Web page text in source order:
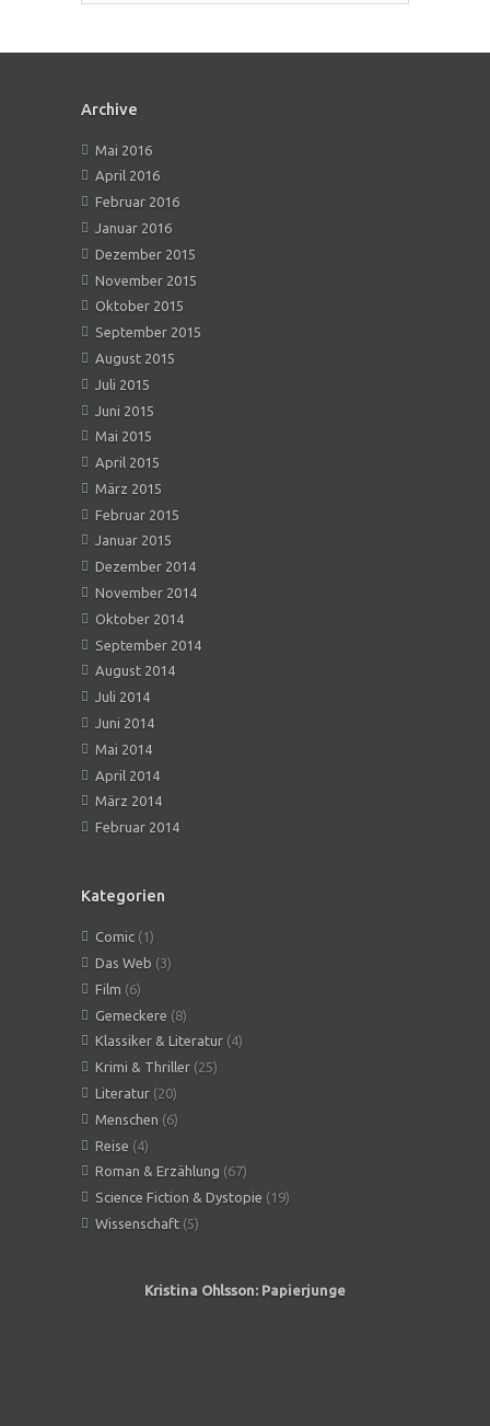
Archive
Mai 2016
April 2016
Februar 2016
Januar 2016
Dezember 2015
November 2015
Oktober 2015
September 2015
August 2015
Juli 2015
Juni 2015
Mai 2015
April 2015
März 2015
Februar 2015
Januar 2015
Dezember 2014
November 2014
Oktober 2014
September 2014
August 2014
Juli 2014
Juni 2014
Mai 2014
April 2014
März 2014
Februar 2014
Kategorien
Comic (1)
Das Web (3)
Film (6)
Gemeckere (8)
Klassiker & Literatur (4)
Krimi & Thriller (25)
Literatur (20)
Menschen (6)
Reise (4)
Roman & Erzählung (67)
Science Fiction & Dystopie (19)
Wissenschaft (5)
Kristina Ohlsson: Papierjunge